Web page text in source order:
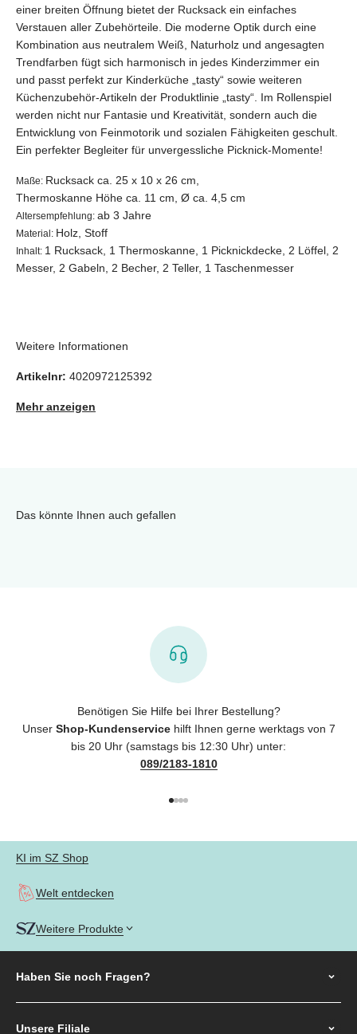
einer breiten Öffnung bietet der Rucksack ein einfaches
Verstauen aller Zubehörteile. Die moderne Optik durch eine
Kombination aus neutralem Weiß, Naturholz und angesagten
Trendfarben fügt sich harmonisch in jedes Kinderzimmer ein
und passt perfekt zur Kinderküche „tasty“ sowie weiteren
Küchenzubehör-Artikeln der Produktlinie „tasty“. Im Rollenspiel
werden nicht nur Fantasie und Kreativität, sondern auch die
Entwicklung von Feinmotorik und sozialen Fähigkeiten geschult.
Ein perfekter Begleiter für unvergessliche Picknick-Momente!
Maße: Rucksack ca. 25 x 10 x 26 cm,
Thermoskanne Höhe ca. 11 cm, Ø ca. 4,5 cm
Altersempfehlung: ab 3 Jahre
Material: Holz, Stoff
Inhalt: 1 Rucksack, 1 Thermoskanne, 1 Picknickdecke, 2 Löffel, 2
Messer, 2 Gabeln, 2 Becher, 2 Teller, 1 Taschenmesser
Weitere Informationen
Artikelnr: 4020972125392
Mehr anzeigen
Das könnte Ihnen auch gefallen
Benötigen Sie Hilfe bei Ihrer Bestellung?
Unser Shop-Kundenservicehilft Ihnen gerne werktags von 7
bis 20 Uhr (samstags bis 12:30 Uhr) unter:
089/2183-1810
KI im SZ Shop
Welt entdecken
Weitere Produkte
Haben Sie noch Fragen?
Unsere Filiale